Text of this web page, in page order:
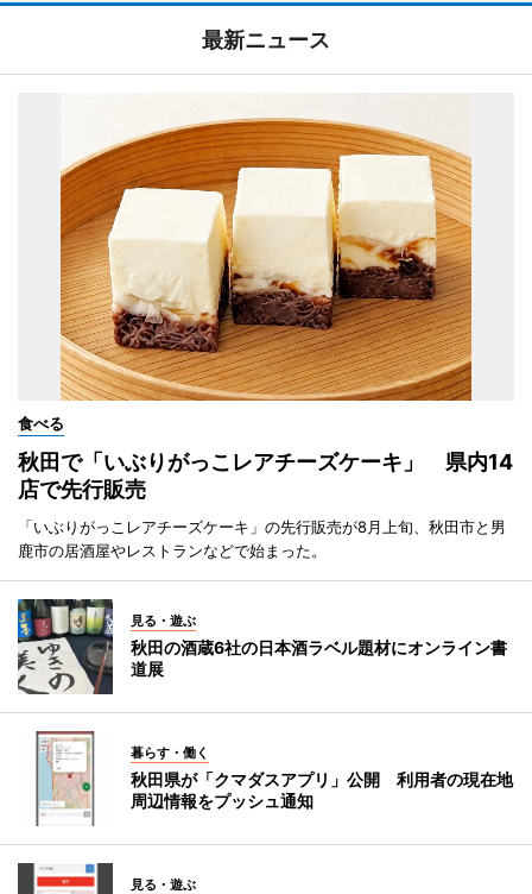
最新ニュース
食べる
秋田で「いぶりがっこレアチーズケーキ」 県内14
店で先行販売
「いぶりがっこレアチーズケーキ」の先行販売が8月上旬、秋田市と男
鹿市の居酒屋やレストランなどで始まった。
見る・遊ぶ
秋田の酒蔵6社の日本酒ラベル題材にオンライン書
道展
暮らす・働く
秋田県が「クマダスアプリ」公開 利用者の現在地
周辺情報をプッシュ通知
見る・遊ぶ